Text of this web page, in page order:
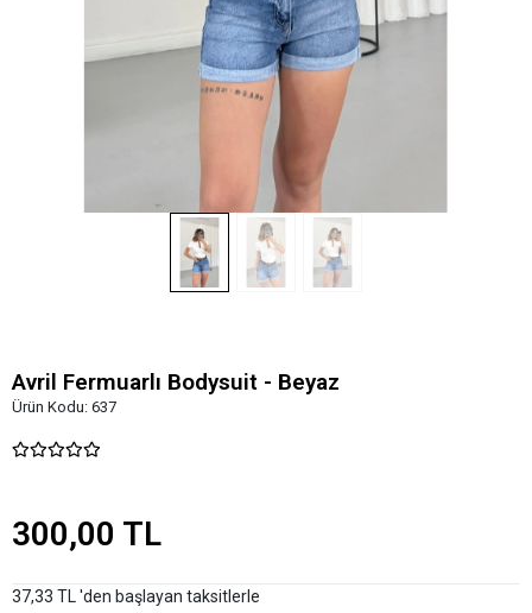
Avril Fermuarlı Bodysuit - Beyaz
Ürün Kodu: 637
300,00 TL
37,33 TL 'den başlayan taksitlerle